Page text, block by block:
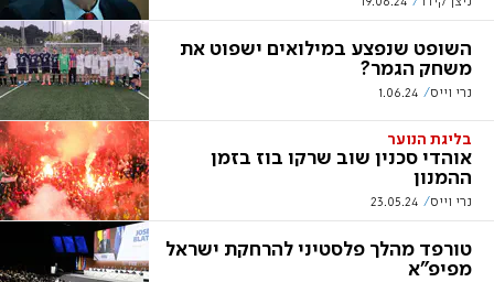
השופט שנפצע במילואים ישפוט את
משחק הגמר?
נרי וייס 1.06.24
בליגת הנוער
אוהדי סכנין שוב שרקו בוז בזמן
ההמנון
נרי וייס 23.05.24
טורפד מהלך פלסטיני להרחקת ישראל
מפיפ"א